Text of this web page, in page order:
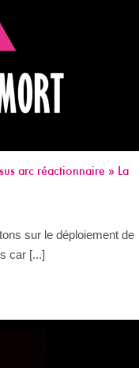
arc réactionnaire » La
sur le déploiement de
car [...]